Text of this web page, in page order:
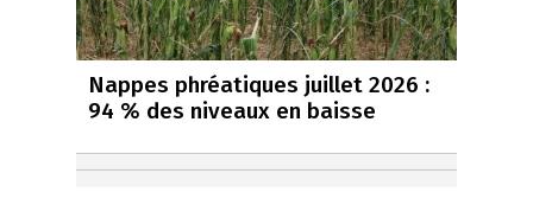
Nappes phréatiques juillet 2026 :
94 % des niveaux en baisse